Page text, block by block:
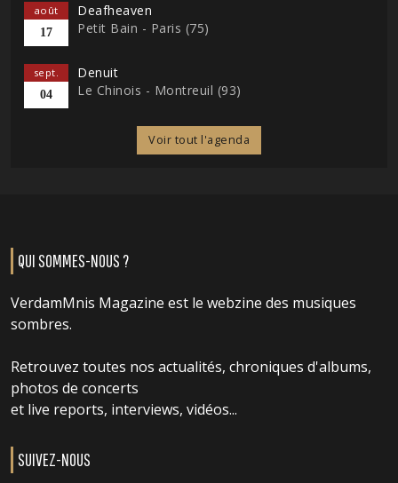
août
17
Deafheaven
Petit Bain - Paris (75)
sept.
04
Denuit
Le Chinois - Montreuil (93)
Voir tout l'agenda
QUI SOMMES-NOUS ?
VerdamMnis Magazine est le webzine des musiques
sombres.
Retrouvez toutes nos actualités, chroniques d'albums,
photos de concerts
et live reports, interviews, vidéos...
SUIVEZ-NOUS